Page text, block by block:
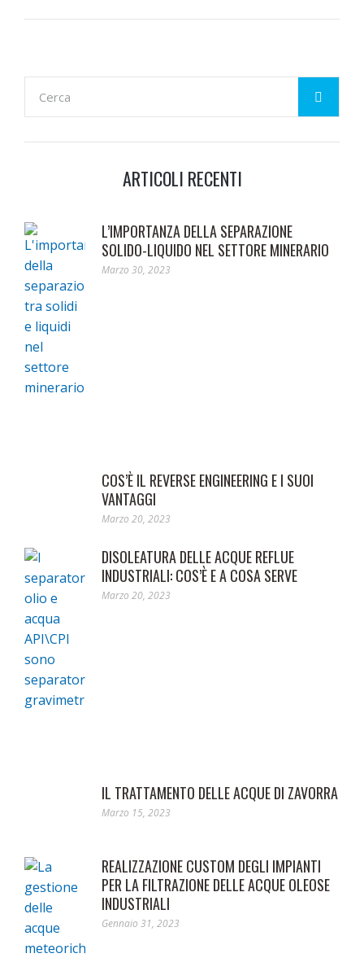
ARTICOLI RECENTI
L’IMPORTANZA DELLA SEPARAZIONE
SOLIDO-LIQUIDO NEL SETTORE MINERARIO
Marzo 30, 2023
COS’È IL REVERSE ENGINEERING E I SUOI
VANTAGGI
Marzo 20, 2023
DISOLEATURA DELLE ACQUE REFLUE
INDUSTRIALI: COS’È E A COSA SERVE
Marzo 20, 2023
IL TRATTAMENTO DELLE ACQUE DI ZAVORRA
Marzo 15, 2023
REALIZZAZIONE CUSTOM DEGLI IMPIANTI
PER LA FILTRAZIONE DELLE ACQUE OLEOSE
INDUSTRIALI
Gennaio 31, 2023